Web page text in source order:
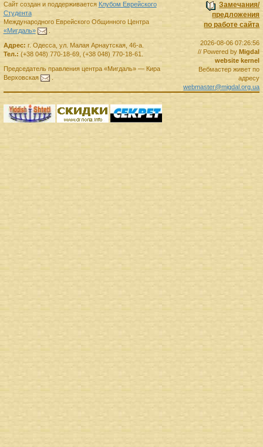
Замечания/
предложения
по работе сайта
2026-08-06 07:26:56
// Powered by Migdal
website kernel
Вебмастер живет по
адресу
webmaster@migdal.org.ua
Сайт создан и поддерживается Клубом Еврейского
Студента
Международного Еврейского Общинного Центра
«Мигдаль»
.
Адрес: г. Одесса, ул. Малая Арнаутская, 46-а.
Тел.: (+38 048) 770-18-69, (+38 048) 770-18-61.
Председатель правленияцентра «Мигдаль»— Кира
Верховская
.